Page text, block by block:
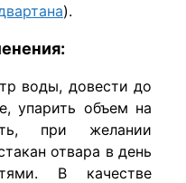
).
воды, довести до
упарить объем на
при желании
отвара в день
В качестве